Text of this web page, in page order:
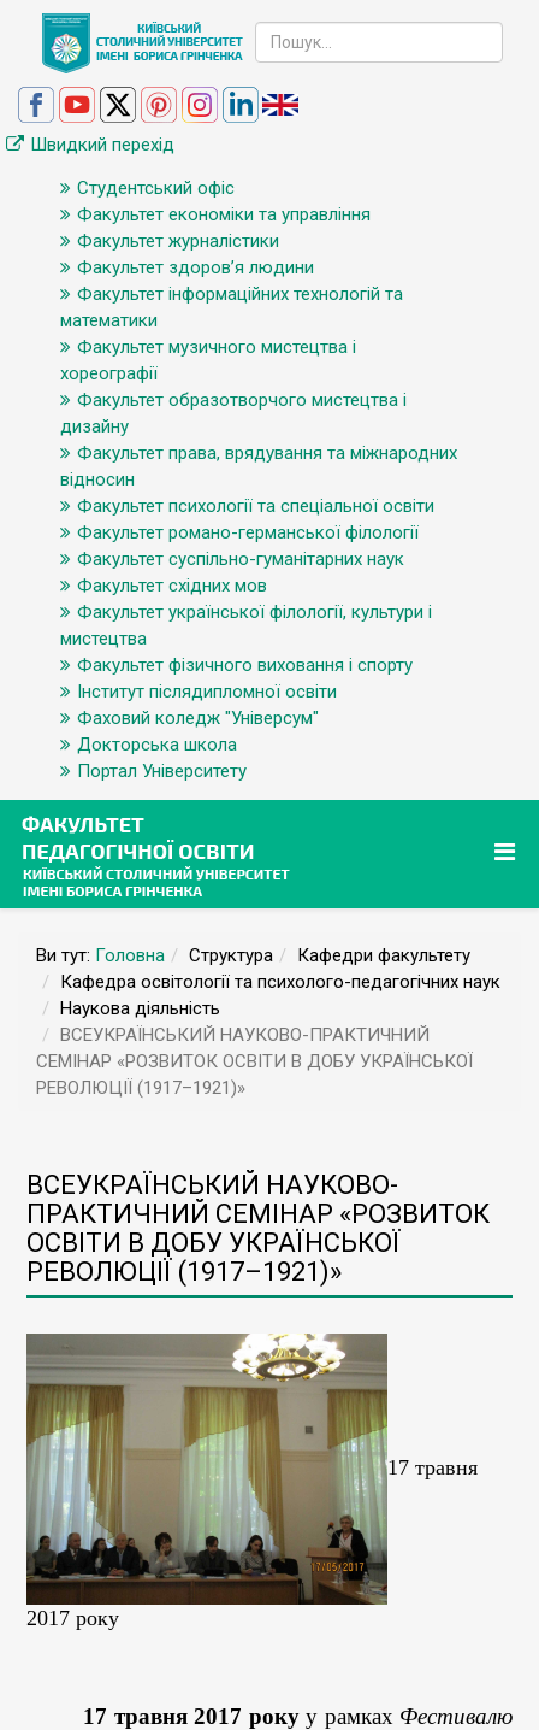
Швидкий перехід
Студентський офіс
Факультет економіки та управління
Факультет журналістики
Факультет здоров’я людини
Факультет інформаційних технологій та
математики
Факультет музичного мистецтва і
хореографії
Факультет образотворчого мистецтва і
дизайну
Факультет права, врядування та міжнародних
відносин
Факультет психології та спеціальної освіти
Факультет романо-германської філології
Факультет суспільно-гуманітарних наук
Факультет східних мов
Факультет української філології, культури і
мистецтва
Факультет фізичного виховання і спорту
Інститут післядипломної освіти
Фаховий коледж "Універсум"
Докторська школа
Портал Університету
Ви тут: Головна Структура
Кафедри факультету
Кафедра освітології та психолого-педагогічних наук
Наукова діяльність
ВСЕУКРАЇНСЬКИЙ НАУКОВО-ПРАКТИЧНИЙ
СЕМІНАР «РОЗВИТОК ОСВІТИ В ДОБУ УКРАЇНСЬКОЇ
РЕВОЛЮЦІЇ (1917–1921)»
ВСЕУКРАЇНСЬКИЙ НАУКОВО-
ПРАКТИЧНИЙ СЕМІНАР «РОЗВИТОК
ОСВІТИ В ДОБУ УКРАЇНСЬКОЇ
РЕВОЛЮЦІЇ (1917–1921)»
17 травня
2017 року
17 травня 2017 рокуу рамках Фестивалю